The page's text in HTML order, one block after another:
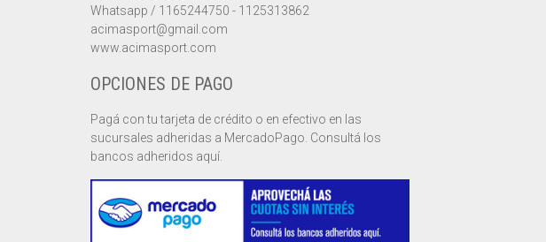
Whatsapp / 1165244750 - 1125313862
acimasport@gmail.com
www.acimasport.com
OPCIONES DE PAGO
Pagá con tu tarjeta de crédito o en efectivo en las
sucursales adheridas a MercadoPago. Consultá los
bancos adheridos aquí.